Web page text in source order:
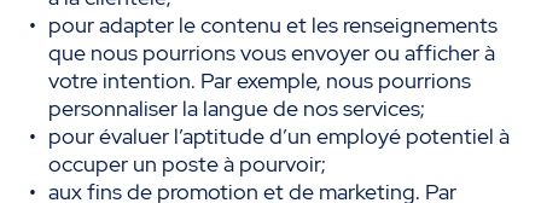
pour adapter le contenu et les renseignements
que nous pourrions vous envoyer ou afficher à
votre intention. Par exemple, nous pourrions
personnaliser la langue de nos services;
pour évaluer l’aptitude d’un employé potentiel à
occuper un poste à pourvoir;
aux fins de promotion et de marketing. Par